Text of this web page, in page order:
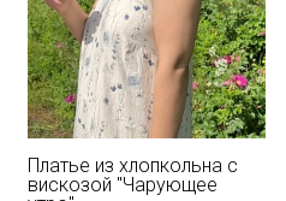
Платье из хлопкольна с
вискозой "Чарующее